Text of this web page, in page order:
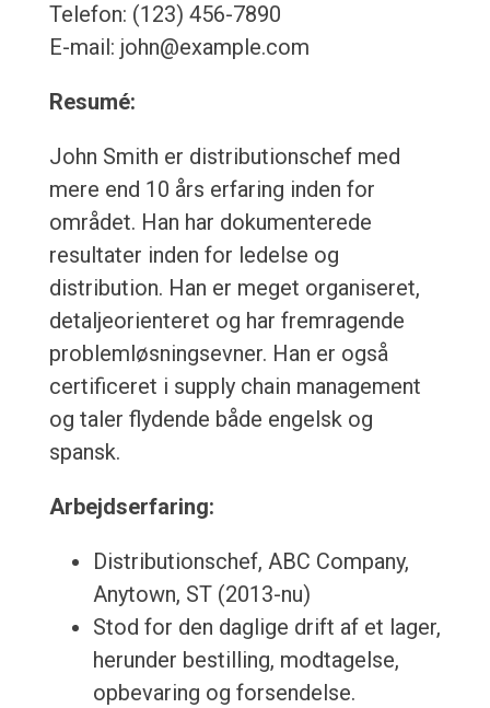
Telefon: (123) 456-7890
E-mail: john@example.com
Resumé:
John Smith er distributionschef med
mere end 10 års erfaring inden for
området. Han har dokumenterede
resultater inden for ledelse og
distribution. Han er meget organiseret,
detaljeorienteret og har fremragende
problemløsningsevner. Han er også
certificeret i supply chain management
og taler flydende både engelsk og
spansk.
Arbejdserfaring:
Distributionschef, ABC Company,
Anytown, ST (2013-nu)
Stod for den daglige drift af et lager,
herunder bestilling, modtagelse,
opbevaring og forsendelse.